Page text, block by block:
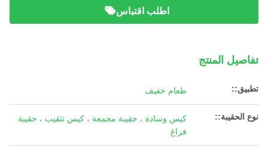
اطلب اقتباس
تفاصيل المنتج
تطبيق:: طعام خفيف
نوع الحقيبة::
كيس وسادة ، حقيبة مجمعة ، كيس تثقيب ، حقيبة
فراغ